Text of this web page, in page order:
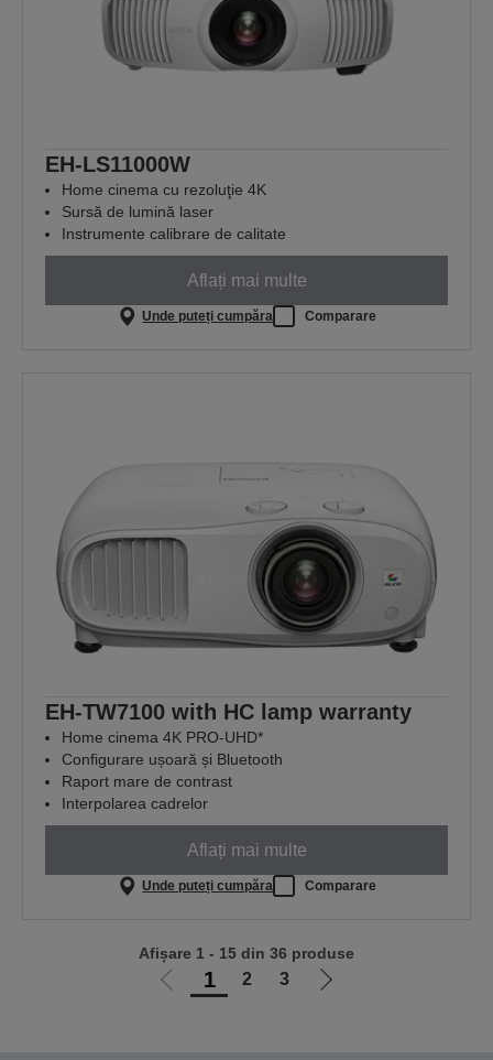
EH-LS11000W
Home cinema cu rezoluţie 4K
Sursă de lumină laser
Instrumente calibrare de calitate
Aflați mai multe
Unde puteți cumpăra Comparare
EH-TW7100 with HC lamp warranty
Home cinema 4K PRO-UHD*
Configurare ușoară și Bluetooth
Raport mare de contrast
Interpolarea cadrelor
Aflați mai multe
Unde puteți cumpăra Comparare
Mergi
1 2 3
Mergi
Afișare 1 - 15 din 36 produse